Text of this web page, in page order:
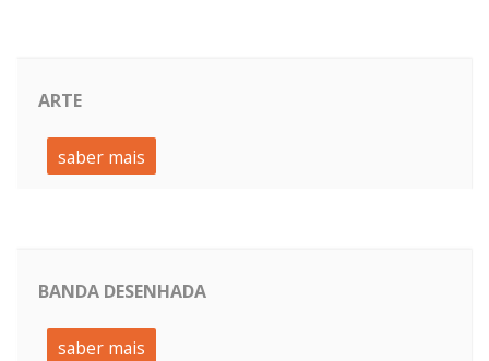
ARTE
saber mais
BANDA DESENHADA
saber mais